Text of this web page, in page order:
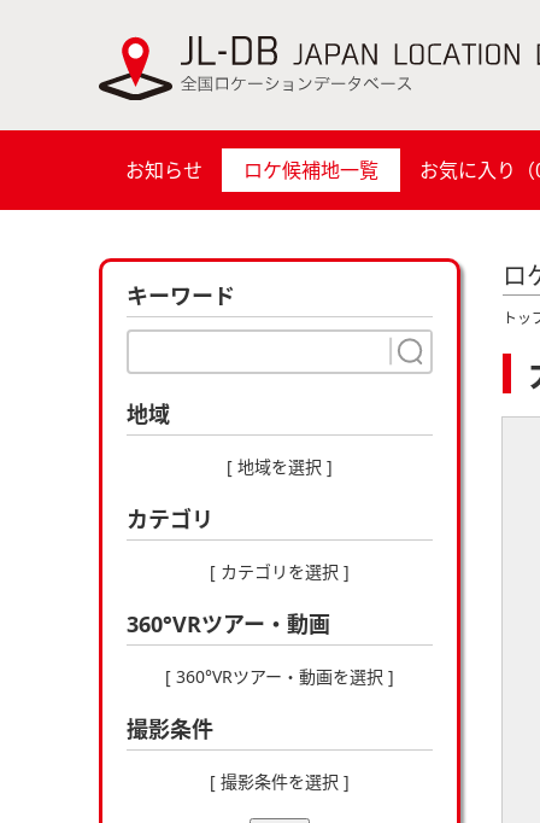
お知らせ ロケ候補地一覧 お気に入り（
キーワード
地域
[ 地域を選択 ]
カテゴリ
[ カテゴリを選択 ]
360°VRツアー・動画
[ 360°VRツアー・動画を選択 ]
撮影条件
[ 撮影条件を選択 ]
ロ
トッ